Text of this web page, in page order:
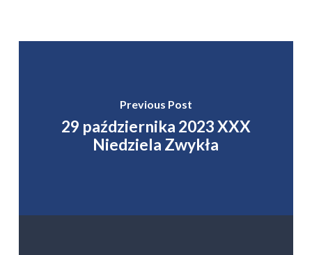
Previous Post
29 października 2023 XXX
Niedziela Zwykła